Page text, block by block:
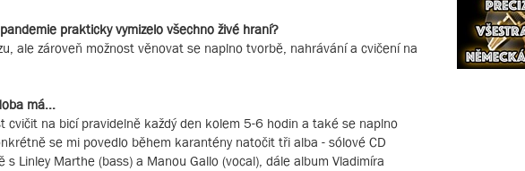
prakticky vymizelo všechno živé hraní?
ale zároveň možnost věnovat se naplno tvorbě, nahrávání a cvičení na
má...
cvičit na bicí pravidelně každý den kolem 5-6 hodin a také se naplno
se mi povedlo během karantény natočit tři alba - sólové CD
s Linley Marthe (bass) a Manou Gallo (vocal), dále album Vladimíra